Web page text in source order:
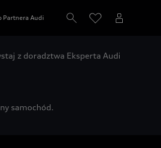
Partnera Audi
z doradztwa Eksperta Audi
samochód.